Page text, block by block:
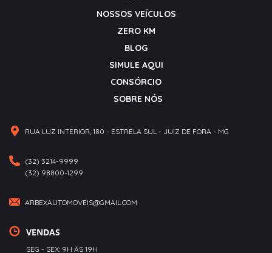
NOSSOS VEÍCULOS
ZERO KM
BLOG
SIMULE AQUI
CONSÓRCIO
SOBRE NÓS
RUA LUZ INTERIOR, 180 - ESTRELA SUL - JUIZ DE FORA - MG
(32) 3214-9999
(32) 98800-1299
ARBEXAUTOMOVEIS@GMAIL.COM
VENDAS
SEG - SEX: 9H ÀS 19H